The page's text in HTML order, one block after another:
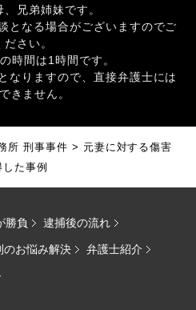
兄弟姉妹です。
となる場合がございますのでご
ださい。
時間は1時間です。
なりますので、直接弁護士には
きません。
所 刑事事件 > 元妻に対する傷害
た事例
勝負 逮捕後の流れ
のお悩み解決 弁護士紹介